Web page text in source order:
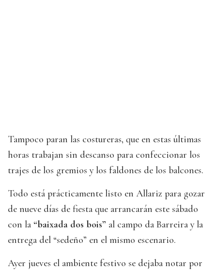
Tampoco paran las costureras, que en estas últimas
horas trabajan sin descanso para confeccionar los
trajes de los gremios y los faldones de los balcones.
Todo está prácticamente listo en Allariz para gozar
de nueve días de fiesta que arrancarán este sábado
con la “baixada dos bois” al campo da Barreira y la
entrega del “sedeño” en el mismo escenario.
Ayer jueves el ambiente festivo se dejaba notar por